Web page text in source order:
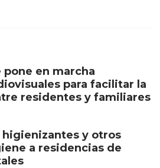
pone en marcha
para facilitar la
residentes y familiares
higienizantes y otros
a residencias de